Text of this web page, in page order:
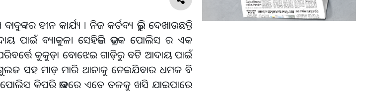
ହୀନ କାର୍ଯ୍ୟ । ନିଜ କର୍ତବ୍ୟ ଭୁଲି ଦେଖାଉଛନ୍ତି
ପାଇଁ ବ୍ୟାକୁଳ। ସେହିଭଳି ଭଦ୍ରକ ପୋଲିସ ର ଏକ
ପରିବର୍ତ୍ତେ କୁକୁଡ଼ା ବୋଝେଇ ଗାଡ଼ିରୁ ବଟି ଆଦାୟ ପାଇଁ
ଗୁଲଜ ସହ ମାଡ଼ ମାରି ଥାନାକୁ ନେଇଯିବାର ଧମକ ବି
ପୋଲିସ କିପରି ଭାବରେ ଏତେ ତଳକୁ ଖସି ଯାଇପାରେ